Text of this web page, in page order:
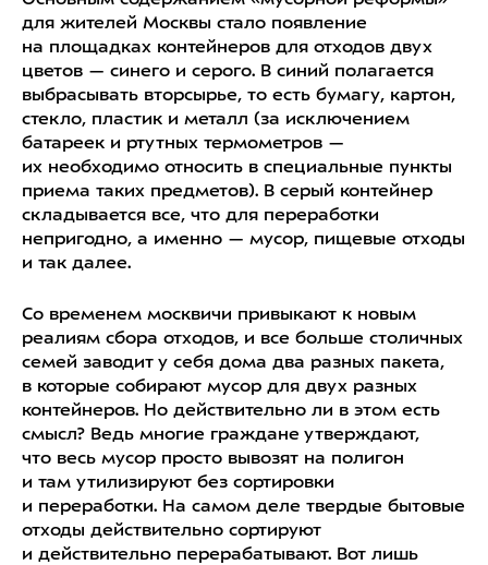
для жителей Москвы стало появление
на площадках контейнеров для отходов двух
цветов — синего и серого. В синий полагается
выбрасывать вторсырье, то есть бумагу, картон,
стекло, пластик и металл (за исключением
батареек и ртутных термометров —
их необходимо относить в специальные пункты
приема таких предметов). В серый контейнер
складывается все, что для переработки
непригодно, а именно — мусор, пищевые отходы
и так далее.
Со временем москвичи привыкают к новым
реалиям сбора отходов, и все больше столичных
семей заводит у себя дома два разных пакета,
в которые собирают мусор для двух разных
контейнеров. Но действительно ли в этом есть
смысл? Ведь многие граждане утверждают,
что весь мусор просто вывозят на полигон
и там утилизируют без сортировки
и переработки. На самом деле твердые бытовые
отходы действительно сортируют
и действительно перерабатывают. Вот лишь